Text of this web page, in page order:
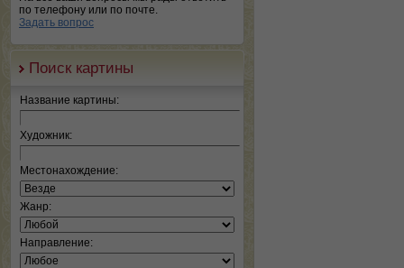
по телефону или по почте.
Задать вопрос
Поиск картины
Название картины:
Художник:
Местонахождение:
Жанр:
Направление: